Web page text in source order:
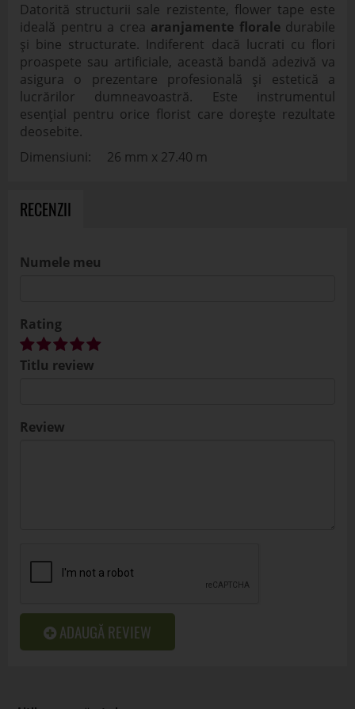
Datorită structurii sale rezistente, flower tape este
ideală pentru a crea aranjamente floraledurabile
și bine structurate. Indiferent dacă lucrati cu flori
proaspete sau artificiale, această bandă adezivă va
asigura o prezentare profesională și estetică a
lucrărilor dumneavoastră. Este instrumentul
esențial pentru orice florist care dorește rezultate
deosebite.
Dimensiuni: 26 mm x 27.40 m
RECENZII
Numele meu
Rating
Titlu review
Review
ADAUGĂ REVIEW